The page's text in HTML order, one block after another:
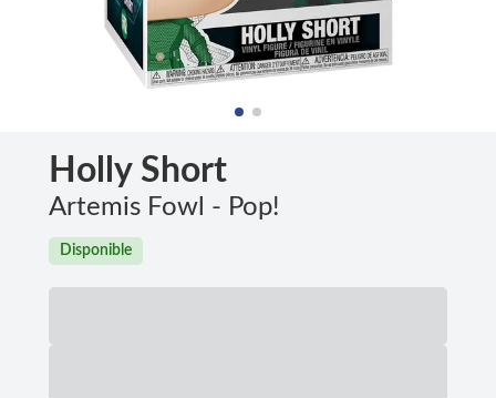
Holly Short
Artemis Fowl - Pop!
Disponible